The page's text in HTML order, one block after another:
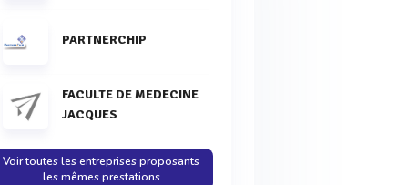
PARTNERCHIP
FACULTE DE MEDECINE
JACQUES
Voir toutes les entreprises proposants
les mêmes prestations